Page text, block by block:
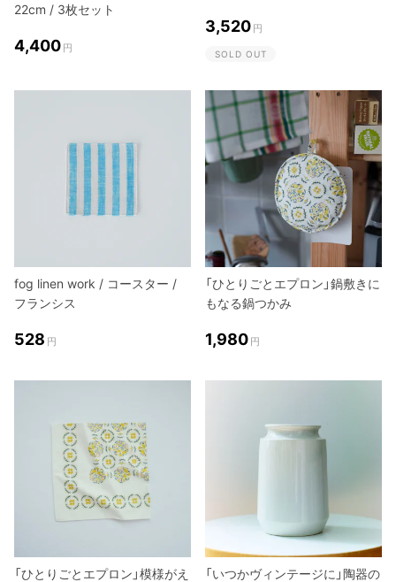
22cm / 3枚セット
4,400 円
3,520 円
SOLD OUT
fog linen work / コースター /
フランシス
528 円
「ひとりごとエプロン」鍋敷きに
もなる鍋つかみ
1,980 円
「ひとりごとエプロン」模様がえ
「いつかヴィンテージに」陶器の